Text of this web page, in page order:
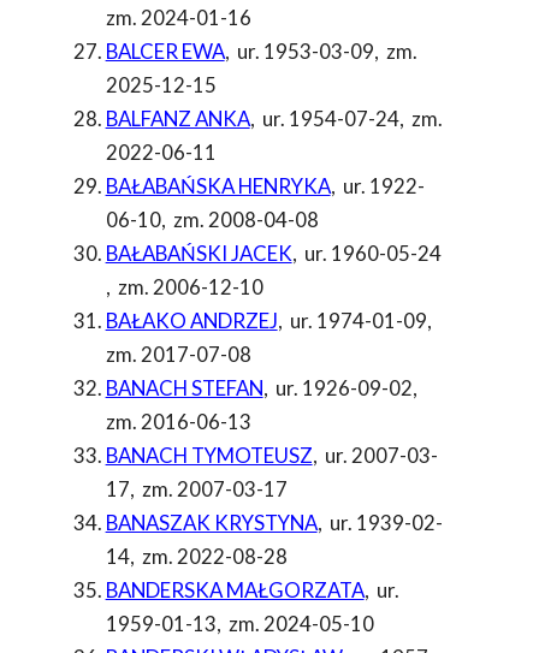
zm. 2024-01-16
BALCER EWA, ur. 1953-03-09, zm.
2025-12-15
BALFANZ ANKA, ur. 1954-07-24, zm.
2022-06-11
BAŁABAŃSKA HENRYKA, ur. 1922-
06-10, zm. 2008-04-08
BAŁABAŃSKI JACEK, ur. 1960-05-24
, zm. 2006-12-10
BAŁAKO ANDRZEJ, ur. 1974-01-09,
zm. 2017-07-08
BANACH STEFAN, ur. 1926-09-02,
zm. 2016-06-13
BANACH TYMOTEUSZ, ur. 2007-03-
17, zm. 2007-03-17
BANASZAK KRYSTYNA, ur. 1939-02-
14, zm. 2022-08-28
BANDERSKA MAŁGORZATA, ur.
1959-01-13, zm. 2024-05-10